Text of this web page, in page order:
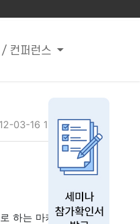
컨퍼런스
12-03-16 10:09
하는 마케팅